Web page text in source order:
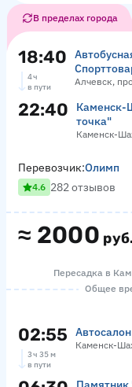
В пределах города
18:40
Алчевск,
4 ч
в пути
22:40
Каменск-
точка"
Каменск-
≈ 2000
Перевозчик:Олимп
4.6 282 отзывов
Пересадка в
Общее
02:55 Каменск-
3 ч 35 м
в пути